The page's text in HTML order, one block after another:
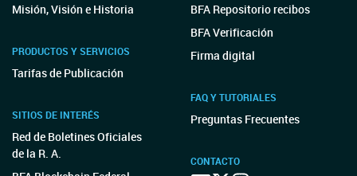
Misión, Visión e Historia
PRODUCTOS Y SERVICIOS
Tarifas de Publicación
SITIOS DE INTERÉS
Red de Boletines Oficiales
de la R. A.
BFA Repositorio recibos
BFA Verificación
Firma digital
FAQ Y TUTORIALES
Preguntas Frecuentes
CONTACTO